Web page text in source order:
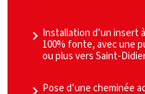
Installation d’un insert
100% fonte, avec une
ou plus vers Saint-
Pose d’une cheminée